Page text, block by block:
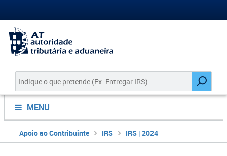
MENU
Apoio ao Contribuinte IRS IRS | 2024